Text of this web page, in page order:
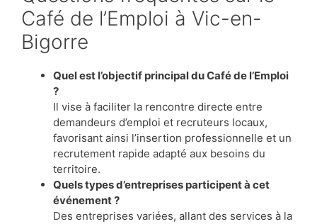
Café de l’Emploi à Vic-en-
Bigorre
Quel est l’objectif principal du Café de l’Emploi
?
Il vise à faciliter la rencontre directe entre
demandeurs d’emploi et recruteurs locaux,
favorisant ainsi l’insertion professionnelle et un
recrutement rapide adapté aux besoins du
territoire.
Quels types d’entreprises participent à cet
événement ?
Des entreprises variées, allant des services à la